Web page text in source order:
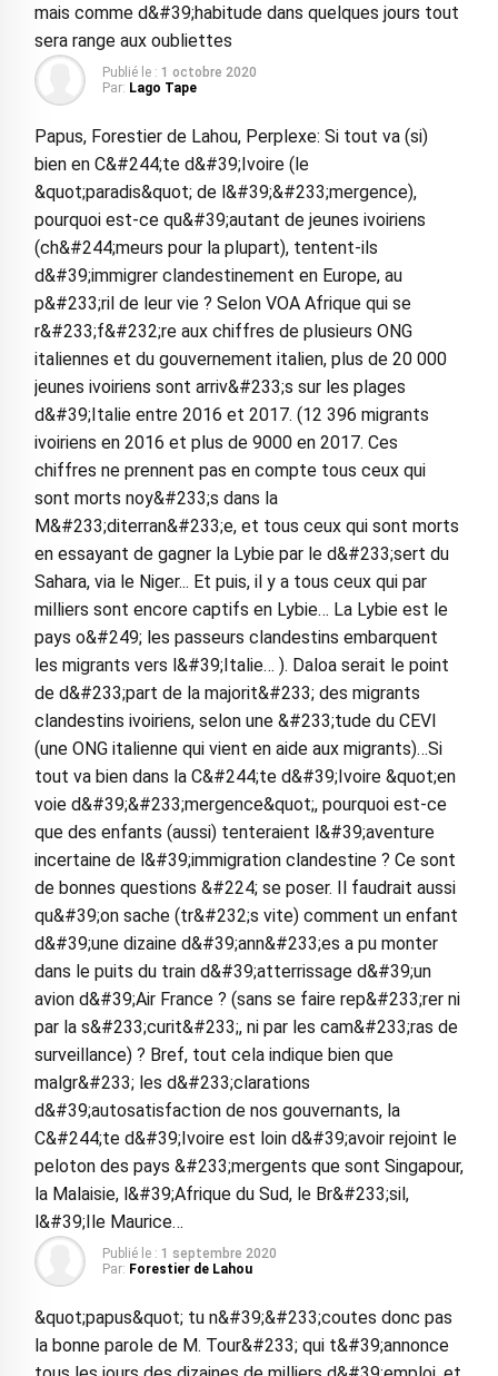
mais comme d&#39;habitude dans quelques jours tout
sera range aux oubliettes
Publié le : 1 octobre 2020
Par: Lago Tape
Papus, Forestier de Lahou, Perplexe: Si tout va (si)
bien en C&#244;te d&#39;Ivoire (le
&quot;paradis&quot; de l&#39;&#233;mergence),
pourquoi est-ce qu&#39;autant de jeunes ivoiriens
(ch&#244;meurs pour la plupart), tentent-ils
d&#39;immigrer clandestinement en Europe, au
p&#233;ril de leur vie ? Selon VOA Afrique qui se
r&#233;f&#232;re aux chiffres de plusieurs ONG
italiennes et du gouvernement italien, plus de 20 000
jeunes ivoiriens sont arriv&#233;s sur les plages
d&#39;Italie entre 2016 et 2017. (12 396 migrants
ivoiriens en 2016 et plus de 9000 en 2017. Ces
chiffres ne prennent pas en compte tous ceux qui
sont morts noy&#233;s dans la
M&#233;diterran&#233;e, et tous ceux qui sont morts
en essayant de gagner la Lybie par le d&#233;sert du
Sahara, via le Niger... Et puis, il y a tous ceux qui par
milliers sont encore captifs en Lybie… La Lybie est le
pays o&#249; les passeurs clandestins embarquent
les migrants vers l&#39;Italie… ). Daloa serait le point
de d&#233;part de la majorit&#233; des migrants
clandestins ivoiriens, selon une &#233;tude du CEVI
(une ONG italienne qui vient en aide aux migrants)…Si
tout va bien dans la C&#244;te d&#39;Ivoire &quot;en
voie d&#39;&#233;mergence&quot;, pourquoi est-ce
que des enfants (aussi) tenteraient l&#39;aventure
incertaine de l&#39;immigration clandestine ? Ce sont
de bonnes questions &#224; se poser. Il faudrait aussi
qu&#39;on sache (tr&#232;s vite) comment un enfant
d&#39;une dizaine d&#39;ann&#233;es a pu monter
dans le puits du train d&#39;atterrissage d&#39;un
avion d&#39;Air France ? (sans se faire rep&#233;rer ni
par la s&#233;curit&#233;, ni par les cam&#233;ras de
surveillance) ? Bref, tout cela indique bien que
malgr&#233; les d&#233;clarations
d&#39;autosatisfaction de nos gouvernants, la
C&#244;te d&#39;Ivoire est loin d&#39;avoir rejoint le
peloton des pays &#233;mergents que sont Singapour,
la Malaisie, l&#39;Afrique du Sud, le Br&#233;sil,
l&#39;Ile Maurice…
Publié le : 1 septembre 2020
Par: Forestier de Lahou
&quot;papus&quot; tu n&#39;&#233;coutes donc pas
la bonne parole de M. Tour&#233; qui t&#39;annonce